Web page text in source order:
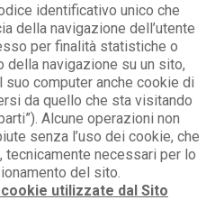
identificativo unico che
della navigazione dell’utente
per finalità statistiche o
della navigazione su un sito,
suo computer anche cookie di
da quello che sta visitando
Alcune operazioni non
senza l’uso dei cookie, che
tecnicamente necessari per lo
del sito.
utilizzate dal Sito